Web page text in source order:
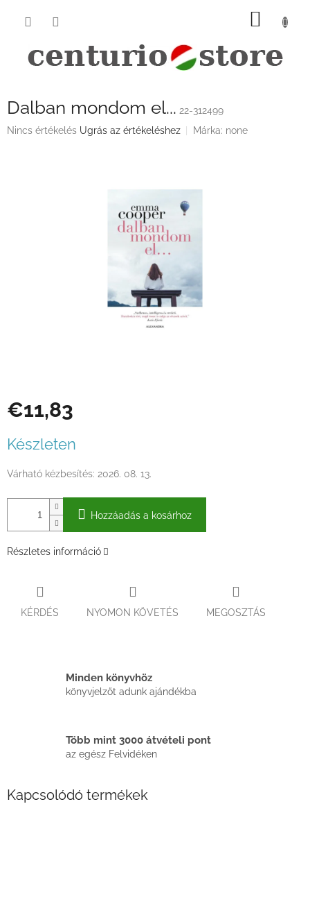
KOSÁR
Dalban mondom el... 22-312499
A
Nincs értékelés Ugrás az értékeléshez Márka: none
€11,83
Készleten
Várható kézbesítés: 2026. 08. 13.
Hozzáadás a kosárhoz
Részletes információ
KÉRDÉS NYOMON KÖVETÉS MEGOSZTÁS
Minden könyvhöz
könyvjelzőt adunk ajándékba
Több mint 3000 átvételi pont
az egész Felvidéken
Kapcsolódó termékek